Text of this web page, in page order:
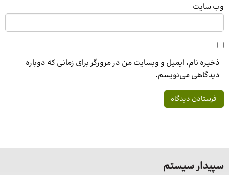
وب‌ سایت
ذخیره نام، ایمیل و وبسایت من در مرورگر برای زمانی که دوباره
دیدگاهی می‌نویسم.
سپیدار سیستم